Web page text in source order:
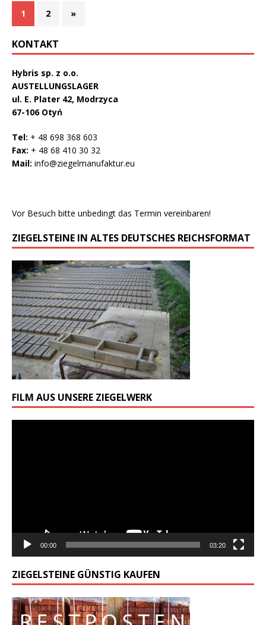
1 2 »
KONTAKT
Hybris sp. z o.o.
AUSTELLUNGSLAGER
ul. E. Plater 42, Modrzyca
67-106 Otyń
Tel: + 48 698 368 603
Fax: + 48 68 410 30 32
Mail: info@ziegelmanufaktur.eu
Vor Besuch bitte unbedingt das Termin vereinbaren!
ZIEGELSTEINE IN ALTES DEUTSCHES REICHSFORMAT
FILM AUS UNSERE ZIEGELWERK
00:00 03:20
ZIEGELSTEINE GÜNSTIG KAUFEN